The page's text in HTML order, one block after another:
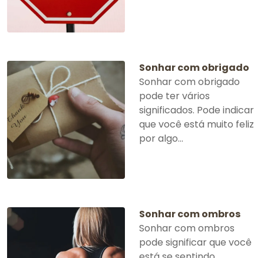
Sonhar com obrigado
Sonhar com obrigado
pode ter vários
significados. Pode indicar
que você está muito feliz
por algo...
Sonhar com ombros
Sonhar com ombros
pode significar que você